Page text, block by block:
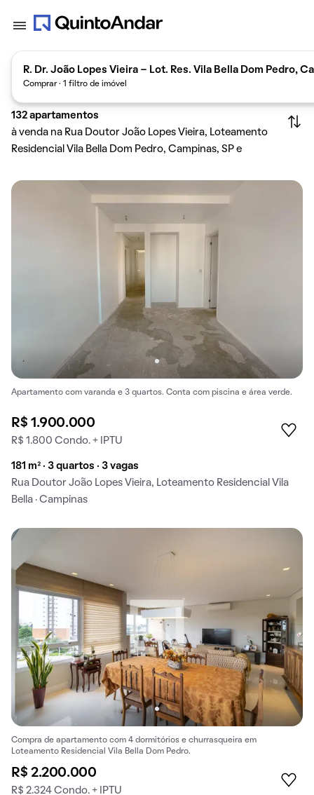
R. Dr. João Lopes Vieira - Lot. Res. Vila Bella Dom Pedro,
Comprar · 1 filtro de imóvel
132 apartamentos
à venda na Rua Doutor João Lopes Vieira, Loteamento
Residencial Vila Bella Dom Pedro, Campinas, SP e
Apartamento com varanda e 3 quartos. Conta com piscina e área verde.
R$ 1.900.000
R$ 1.800 Condo. + IPTU
181 m² · 3 quartos · 3 vagas
Rua Doutor João Lopes Vieira, Loteamento Residencial Vila
Bella · Campinas
Compra de apartamento com 4 dormitórios e churrasqueira em
Loteamento Residencial Vila Bella Dom Pedro.
R$ 2.200.000
R$ 2.324 Condo. + IPTU